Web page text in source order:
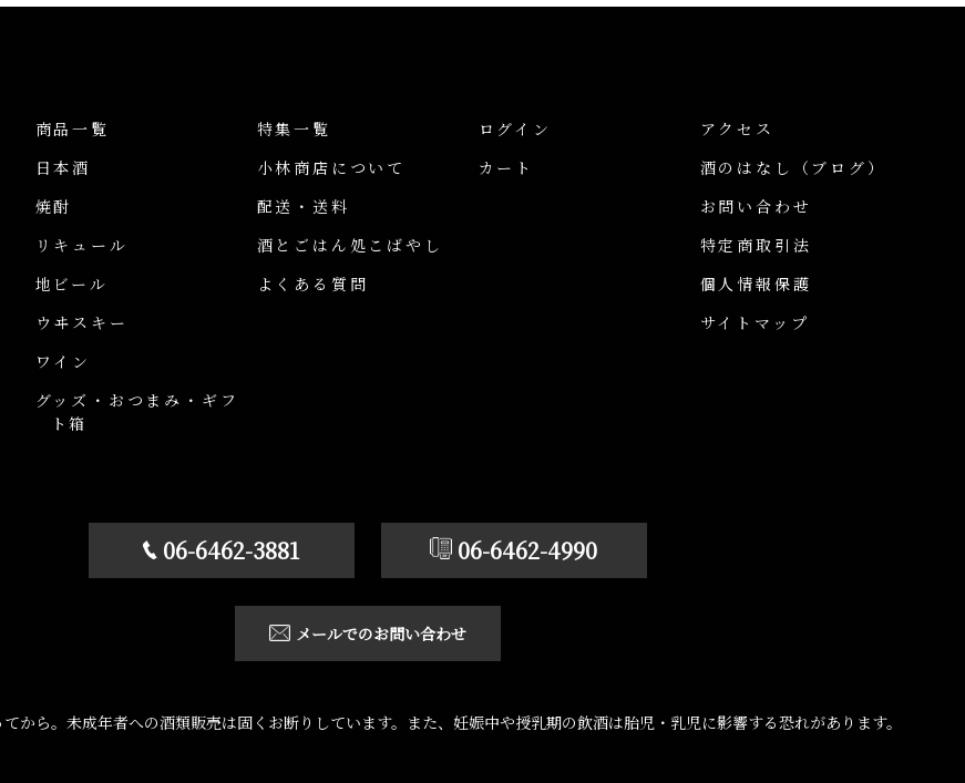
商品一覧
日本酒
焼酎
リキュール
地ビール
ウヰスキー
ワイン
グッズ・おつまみ・ギフ
ト箱
特集一覧
小林商店について
配送・送料
酒とごはん処こばやし
よくある質問
ログイン
カート
アクセス
酒のはなし
（ブログ）
お問い合わせ
特定商取引法
個人情報保護
サイトマップ
06-6462-3881 06-6462-4990
メールでのお問い合わせ
から。未成年者への酒類販売は固くお断りしています。また、妊娠中や授乳期の飲酒は胎児・乳児に影響する恐れがあります。